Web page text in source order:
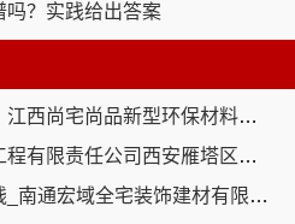
吗？实践给出答案
尚品新型环保材料有限公司值得信赖
任公司西安雁塔区一站式家装服务
通宏域全宅装饰建材有限公司